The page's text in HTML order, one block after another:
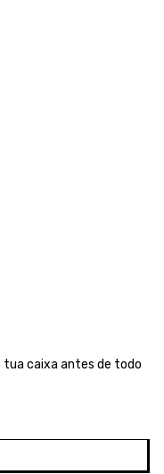
tua caixa antes de todo